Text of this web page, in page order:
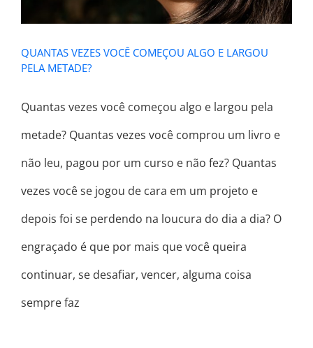
QUANTAS VEZES VOCÊ COMEÇOU ALGO E LARGOU
PELA METADE?
Quantas vezes você começou algo e largou pela
metade? Quantas vezes você comprou um livro e
não leu, pagou por um curso e não fez? Quantas
vezes você se jogou de cara em um projeto e
depois foi se perdendo na loucura do dia a dia? O
engraçado é que por mais que você queira
continuar, se desafiar, vencer, alguma coisa
sempre faz